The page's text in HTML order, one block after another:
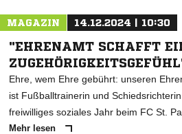
MAGAZIN 14.12.2024 | 10:30
"EHRENAMT SCHAFFT
Ehre, wem Ehre gebührt: unseren
ist Fußballtrainerin und
freiwilliges soziales Jahr beim FC St.
Mehr lesen